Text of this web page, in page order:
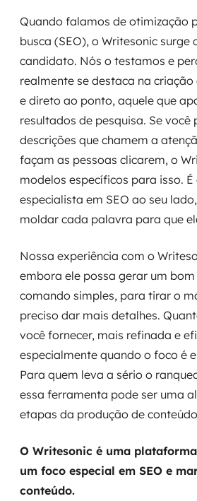
Quando falamos de otimização
busca (SEO), o Writesonic surge
candidato. Nós o testamos e
realmente se destaca na
e direto ao ponto, aquele que
resultados de pesquisa. Se você
descrições que chamem a
façam as pessoas clicarem, o
modelos específicos para isso.
especialista em SEO ao seu
moldar cada palavra para que
Nossa experiência com o
embora ele possa gerar um
comando simples, para tirar o
preciso dar mais detalhes.
você fornecer, mais refinada e
especialmente quando o foco é
Para quem leva a sério o
essa ferramenta pode ser uma
etapas da produção de
O Writesonic é uma
um foco especial em SEO e
conteúdo.